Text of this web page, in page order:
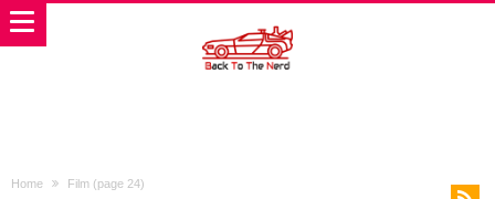
Home Film (page 24)